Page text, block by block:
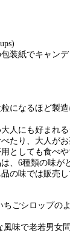
装紙でキャン
になるほど製
人にも好まれる
たり、大人が
としても食べや
、6種類の味が
の味では販売し
ごシロップの
味で老若男女